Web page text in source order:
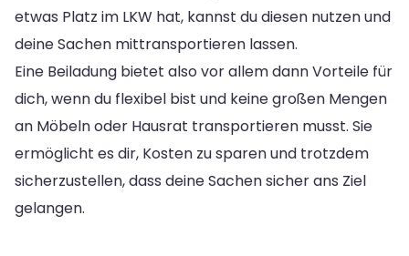
etwas Platz im LKW hat, kannst du diesen nutzen und
deine Sachen mittransportieren lassen.
Eine Beiladung bietet also vor allem dann Vorteile für
dich, wenn du flexibel bist und keine großen Mengen
an Möbeln oder Hausrat transportieren musst. Sie
ermöglicht es dir, Kosten zu sparen und trotzdem
sicherzustellen, dass deine Sachen sicher ans Ziel
gelangen.